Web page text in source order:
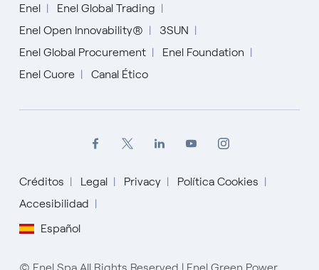
Enel
Enel Global Trading
Enel Open Innovability®
3SUN
Enel Global Procurement
Enel Foundation
Enel Cuore
Canal Ético
Créditos Legal Privacy
Política Cookies
Accesibilidad
Español
English
Español
© Enel Spa All Rights Reserved | Enel Green Power